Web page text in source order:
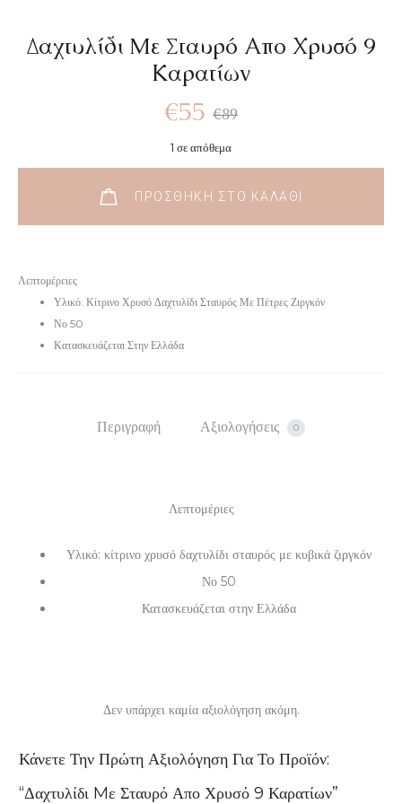
Δαχτυλίδι Mε Σταυρό Απο Χρυσό 9
Καρατίων
Λεπτομέρειες
Υλικό: Κίτρινο Χρυσό Δαχτυλίδι Σταυρός Με Πέτρες Ζιργκόν
Νο 50
Κατασκευάζεται Στην Ελλάδα
€89
Original
price
was:
€55
Η
τρέχουσα
τιμή
€55.
1 σε απόθεμα
ΠΡΟΣΘΉΚΗ ΣΤΟ ΚΑΛΆΘΙ
Περιγραφή Αξιολογήσεις 0
Λεπτομέριες
Υλικό: κίτρινο χρυσό δαχτυλίδι σταυρός με κυβικά ζιργκόν
Νο 50
Κατασκευάζεται στην Ελλάδα
Α
ξ
Δεν υπάρχει καμία αξιολόγηση ακόμη.
Κάνετε Την Πρώτη Αξιολόγηση Για Το Προϊόν:
“Δαχτυλίδι Mε Σταυρό Απο Χρυσό 9 Καρατίων”